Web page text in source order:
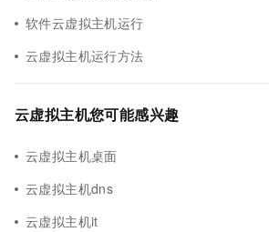
软件云虚拟主机运行
云虚拟主机运行方法
云虚拟主机您可能感兴趣
云虚拟主机桌面
云虚拟主机dns
云虚拟主机it